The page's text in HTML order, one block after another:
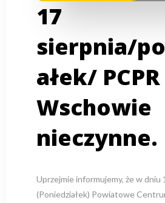
17
sierpnia/
ałek/
Wschowie
nieczynne.
Uprzejmie informujemy, że w dniu
(Poniedziałek) Powiatowe